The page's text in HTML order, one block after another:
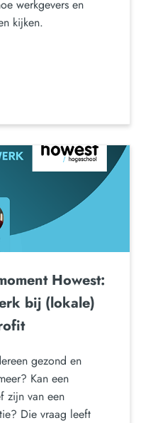
werkgevers en
kijken.
Howest:
bij (lokale)
gezond en
Kan een
zijn van een
Die vraag leeft